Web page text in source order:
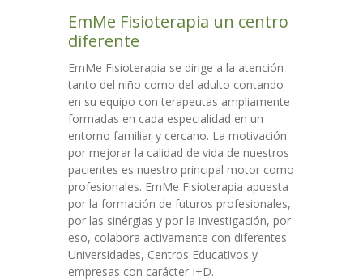
Colaboraciones
Contacto
EmMe Fisioterapia un centro
diferente
EmMe Fisioterapia se dirige a la atención
tanto del niño como del adulto contando
en su equipo con terapeutas ampliamente
formadas en cada especialidad en un
entorno familiar y cercano. La motivación
por mejorar la calidad de vida de nuestros
pacientes es nuestro principal motor como
profesionales. EmMe Fisioterapia apuesta
por la formación de futuros profesionales,
por las sinérgias y por la investigación, por
eso, colabora activamente con diferentes
Universidades, Centros Educativos y
empresas con carácter I+D.